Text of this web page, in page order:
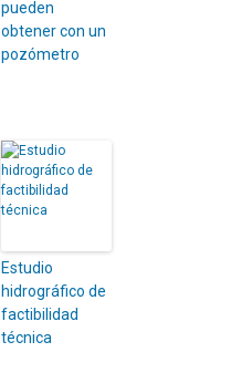
pueden
obtener con un
pozómetro
Estudio
hidrográfico de
factibilidad
técnica